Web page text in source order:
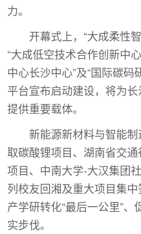
力。
开幕式上，“大成柔性
“大成低空技术合作创新中
中心长沙中心”及“国际碳
平台宣布启动建设，将为
提供重要载体。
新能源新材料与智能
取碳酸锂项目、湖南省交
项目、中南大学-大汉集团
列校友回湘及重大项目集
产学研转化“最后一公里”、
实步伐。